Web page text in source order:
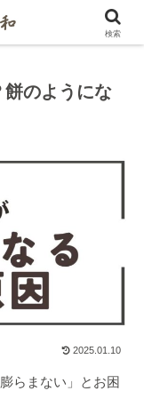
菓子レシピ
のようにな
2025.01.10
らまない」とお困
検索